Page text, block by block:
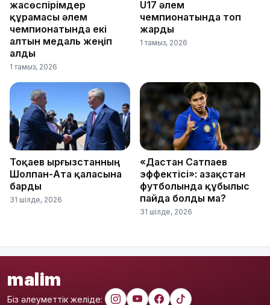
жасөспірімдер
құрамасы әлем
чемпионатында екі
алтын медаль жеңіп
алды
1 тамыз, 2026
U17 әлем
чемпионатында топ
жарды
1 тамыз, 2026
Тоқаев Қырғызстанның
Шолпан-Ата қаласына
барды
31 шілде, 2026
«Дастан Сатпаев
эффектісі»: Қазақстан
футболында құбылыс
пайда болды ма?
31 шілде, 2026
malim
Біз әлеуметтік желіде: